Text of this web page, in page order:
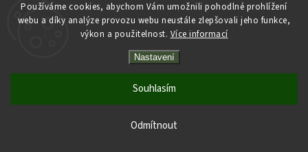
Používáme cookies, abychom Vám umožnili pohodlné prohlížení
webu a díky analýze provozu webu neustále zlepšovali jeho funkce,
výkon a použitelnost. Více informací
Nastavení
Odmítnout
Souhlasím
Shoptet| Design